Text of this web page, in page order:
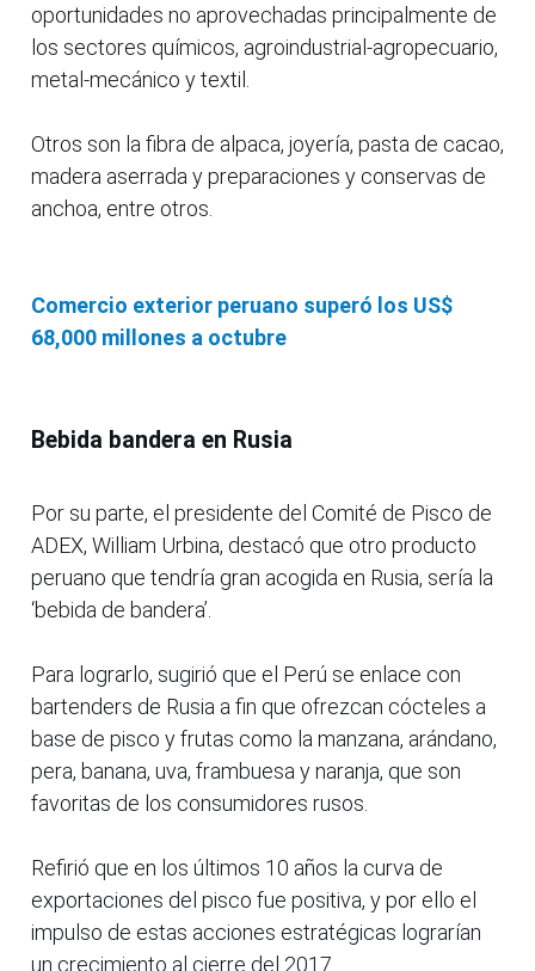
oportunidades no aprovechadas principalmente de
los sectores químicos, agroindustrial-agropecuario,
metal-mecánico y textil.
Otros son la fibra de alpaca, joyería, pasta de cacao,
madera aserrada y preparaciones y conservas de
anchoa, entre otros.
Comercio exterior peruano superó los US$
68,000 millones a octubre
Bebida bandera en Rusia
Por su parte, el presidente del Comité de Pisco de
ADEX, William Urbina, destacó que otro producto
peruano que tendría gran acogida en Rusia, sería la
‘bebida de bandera’.
Para lograrlo, sugirió que el Perú se enlace con
bartenders de Rusia a fin que ofrezcan cócteles a
base de pisco y frutas como la manzana, arándano,
pera, banana, uva, frambuesa y naranja, que son
favoritas de los consumidores rusos.
Refirió que en los últimos 10 años la curva de
exportaciones del pisco fue positiva, y por ello el
impulso de estas acciones estratégicas lograrían
un crecimiento al cierre del 2017.